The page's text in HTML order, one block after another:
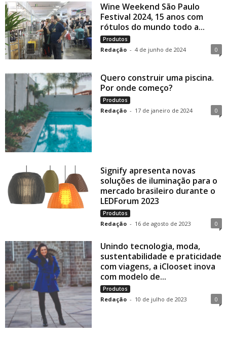
Wine Weekend São Paulo
Festival 2024, 15 anos com
rótulos do mundo todo a...
Produtos
Redação - 4 de junho de 2024 0
Quero construir uma piscina.
Por onde começo?
Produtos
Redação - 17 de janeiro de 2024 0
Signify apresenta novas
soluções de iluminação para o
mercado brasileiro durante o
LEDForum 2023
Produtos
Redação - 16 de agosto de 2023 0
Unindo tecnologia, moda,
sustentabilidade e praticidade
com viagens, a iClooset inova
com modelo de...
Produtos
Redação - 10 de julho de 2023 0